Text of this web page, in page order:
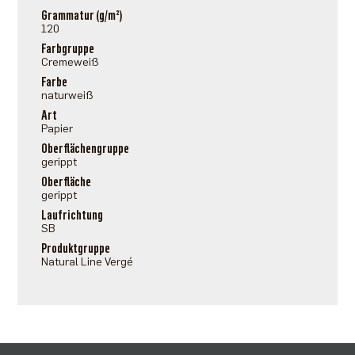
Grammatur (g/m²)
120
Farbgruppe
Cremeweiß
Farbe
naturweiß
Art
Papier
Oberflächengruppe
gerippt
Oberfläche
gerippt
Laufrichtung
SB
Produktgruppe
Natural Line Vergé